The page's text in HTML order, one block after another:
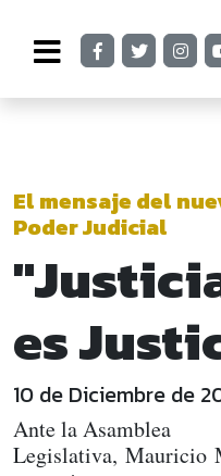
El mensaje del
Poder Judicial
es
10 de Diciembre de
Ante la Asamblea
Legislativa, Mauricio